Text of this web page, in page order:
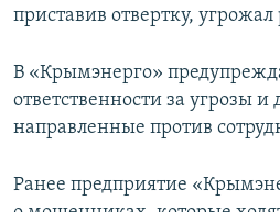
приставив отвертку, угрожал
В «Крымэнерго»
ответственности за угрозы и
направленные против
Ранее предприятие